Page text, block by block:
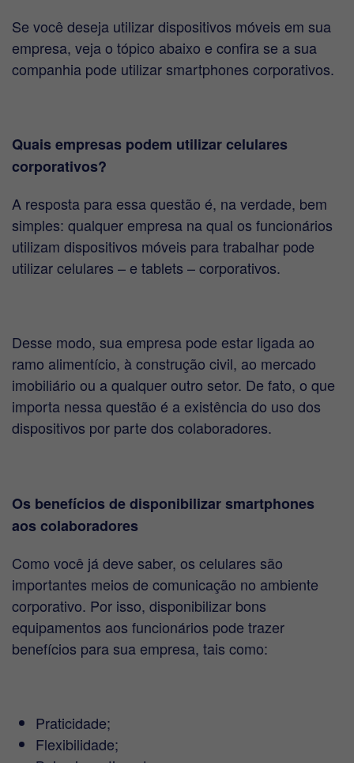
Se você deseja utilizar dispositivos móveis em sua
empresa, veja o tópico abaixo e confira se a sua
companhia pode utilizar smartphones corporativos.
Quais empresas podem utilizar celulares
corporativos?
A resposta para essa questão é, na verdade, bem
simples: qualquer empresa na qual os funcionários
utilizam dispositivos móveis para trabalhar pode
utilizar celulares – e tablets – corporativos.
Desse modo, sua empresa pode estar ligada ao
ramo alimentício, à construção civil, ao mercado
imobiliário ou a qualquer outro setor. De fato, o que
importa nessa questão é a existência do uso dos
dispositivos por parte dos colaboradores.
Os benefícios de disponibilizar smartphones
aos colaboradores
Como você já deve saber, os celulares são
importantes meios de comunicação no ambiente
corporativo. Por isso, disponibilizar bons
equipamentos aos funcionários pode trazer
benefícios para sua empresa, tais como:
Praticidade;
Flexibilidade;